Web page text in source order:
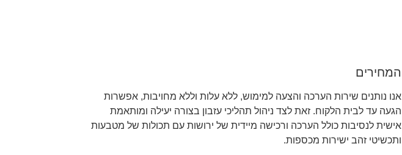
המחירים
אנו נותנים שירות הערכה והצעה למימוש, ללא עלות וללא מחויבות, אפשרות
הגעה עד לבית הלקוח. זאת לצד ניהול תהליכי עזבון בצורה יעילה ומותאמת
אישית לנסיבות כולל הערכה ורכישה מיידית של ירושות עם תכולות של מטבעות
ותכשיטי זהב ישירות מכספות.